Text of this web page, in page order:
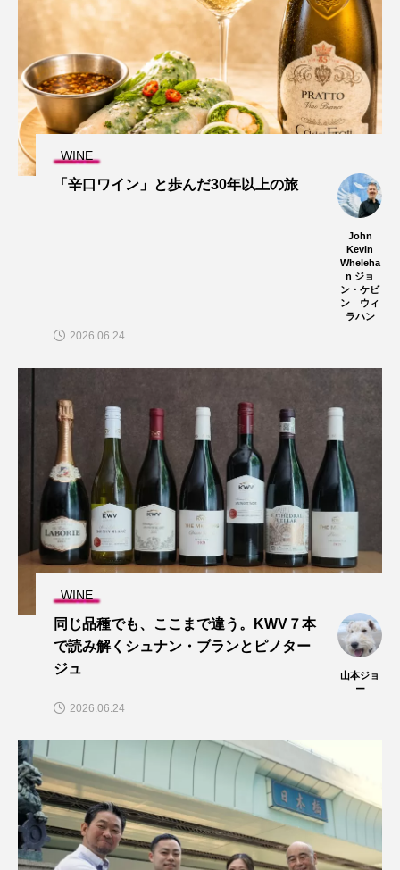
WINE
「辛口ワイン」と歩んだ30年以上の旅
John
Kevin
Wheleha
n ジョ
ン・ケビ
ン ウィ
ラハン
2026.06.24
WINE
同じ品種でも、ここまで違う。KWV７本
で読み解くシュナン・ブランとピノター
ジュ
山本ジョ
ー
2026.06.24